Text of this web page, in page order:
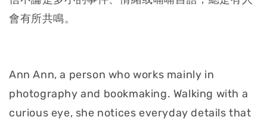
會有所共鳴。
Ann Ann, a person who works mainly in
photography and bookmaking. Walking with a
curious eye, she notices everyday details that